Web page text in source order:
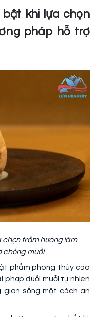
bật khi lựa chọn
pháp hỗ trợ
chọn trầm hương làm
chống muỗi
phẩm phong thủy cao
pháp đuổi muỗi tự nhiên
gian sống một cách an